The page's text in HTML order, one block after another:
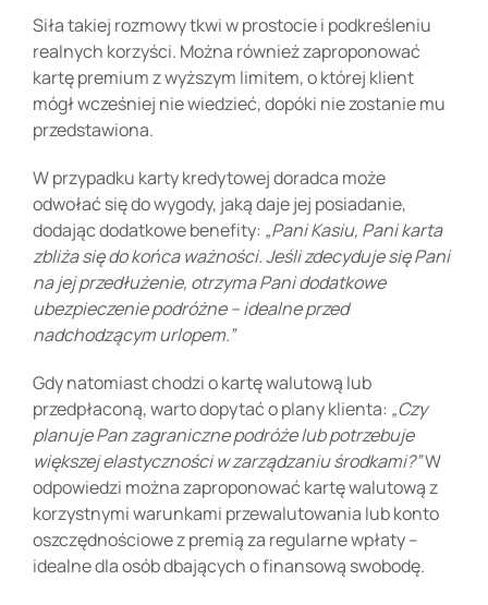
Siła takiej rozmowy tkwi w prostocie i podkreśleniu
realnych korzyści. Można również zaproponować
kartę premium z wyższym limitem, o której klient
mógł wcześniej nie wiedzieć, dopóki nie zostanie mu
przedstawiona.
W przypadku karty kredytowej doradca może
odwołać się do wygody, jaką daje jej posiadanie,
dodając dodatkowe benefity: „Pani Kasiu, Pani karta
zbliża się do końca ważności. Jeśli zdecyduje się Pani
na jej przedłużenie, otrzyma Pani dodatkowe
ubezpieczenie podróżne – idealne przed
nadchodzącym urlopem.”
Gdy natomiast chodzi o kartę walutową lub
przedpłaconą, warto dopytać o plany klienta: „Czy
planuje Pan zagraniczne podróże lub potrzebuje
większej elastyczności w zarządzaniu środkami?”W
odpowiedzi można zaproponować kartę walutową z
korzystnymi warunkami przewalutowania lub konto
oszczędnościowe z premią za regularne wpłaty –
idealne dla osób dbających o finansową swobodę.